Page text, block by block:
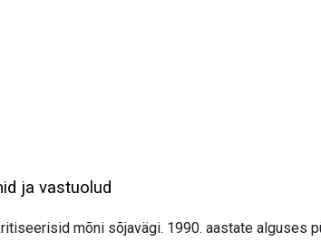
ja vastuolud
mõni sõjavägi. 1990. aastate alguses